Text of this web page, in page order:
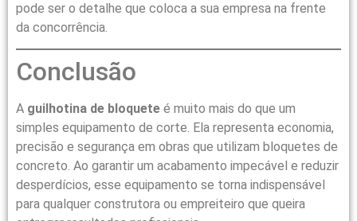
pode ser o detalhe que coloca a sua empresa na frente
da concorrência.
Conclusão
A guilhotina de bloquete é muito mais do que um
simples equipamento de corte. Ela representa economia,
precisão e segurança em obras que utilizam bloquetes de
concreto. Ao garantir um acabamento impecável e reduzir
desperdícios, esse equipamento se torna indispensável
para qualquer construtora ou empreiteiro que queira